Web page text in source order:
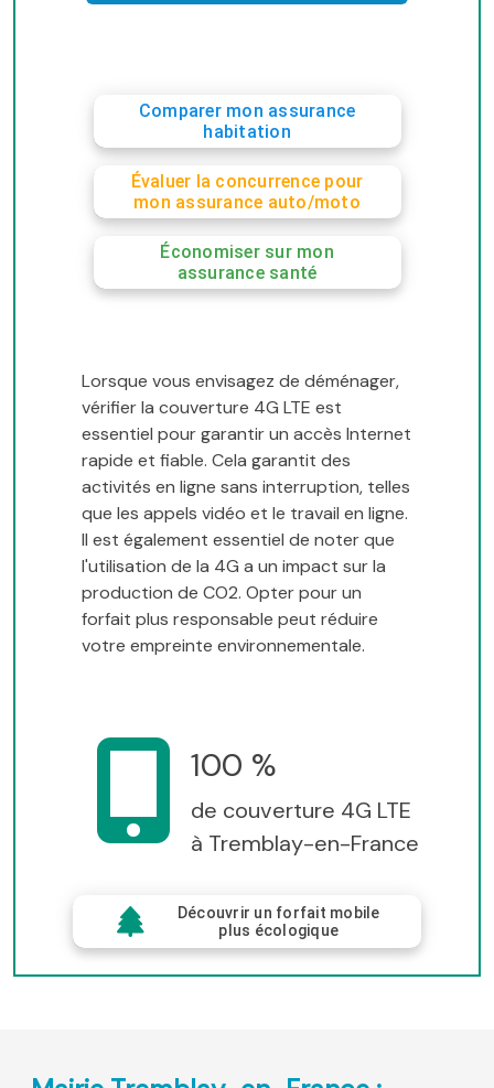
Comparer mon assurance
habitation
Évaluer la concurrence pour
mon assurance auto/moto
Économiser sur mon
assurance santé
Lorsque vous envisagez de déménager,
vérifier la couverture 4G LTE est
essentiel pour garantir un accès Internet
rapide et fiable. Cela garantit des
activités en ligne sans interruption, telles
que les appels vidéo et le travail en ligne.
Il est également essentiel de noter que
l'utilisation de la 4G a un impact sur la
production de CO2. Opter pour un
forfait plus responsable peut réduire
votre empreinte environnementale.
100 %
de couverture 4G LTE
à Tremblay-en-France
Découvrir un forfait mobile
plus écologique